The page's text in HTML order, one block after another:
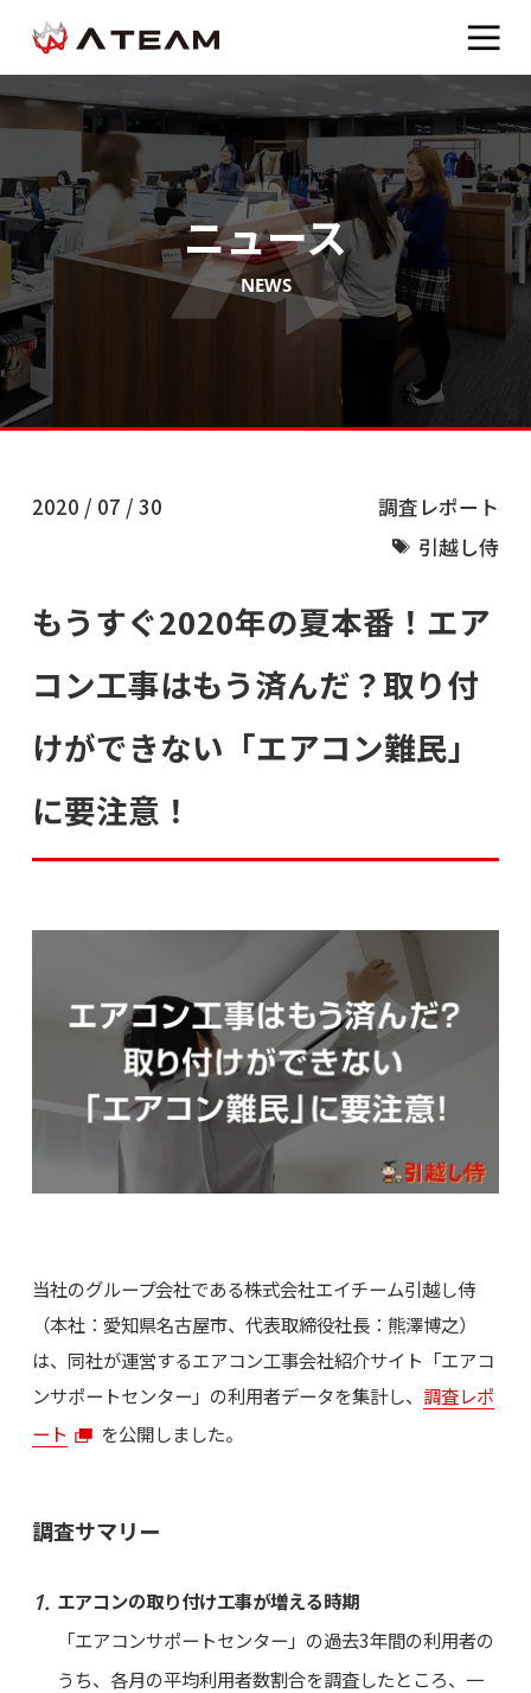
ニュース
NEWS
2020 / 07 / 30
調査レポート
引越し侍
もうすぐ2020年の夏本番！エア
コン工事はもう済んだ？取り付
けができない「エアコン難民」
に要注意！
当社のグループ会社である株式会社エイチーム引越し侍
（本社：愛知県名古屋市、代表取締役社長：熊澤博之）
は、同社が運営するエアコン工事会社紹介サイト「エアコ
ンサポートセンター」の利用者データを集計し、 調査レポ
ート
を公開しました。
調査サマリー
エアコンの取り付け工事が増える時期
「エアコンサポートセンター」の過去3年間の利用者の
うち、各月の平均利用者数割合を調査したところ、一